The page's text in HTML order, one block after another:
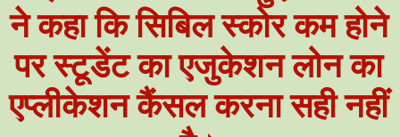
ने कहा कि सिबिल स्कोर कम होने
पर स्टूडेंट का एजुकेशन लोन का
एप्लीकेशन कैंसल करना सही नहीं